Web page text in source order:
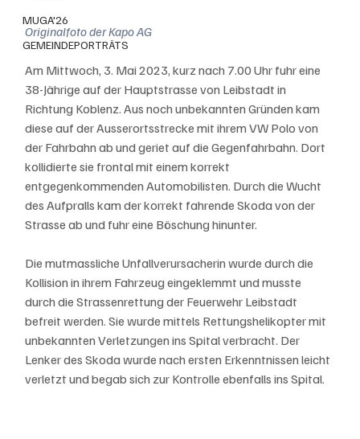
MUGA'26
GEMEINDEPORTRÄTS
Originalfoto der Kapo AG
Am Mittwoch, 3. Mai 2023, kurz nach 7.00 Uhr fuhr eine
38-Jährige auf der Hauptstrasse von Leibstadt in
Richtung Koblenz. Aus noch unbekannten Gründen kam
diese auf der Ausserortsstrecke mit ihrem VW Polo von
der Fahrbahn ab und geriet auf die Gegenfahrbahn. Dort
kollidierte sie frontal mit einem korrekt
entgegenkommenden Automobilisten. Durch die Wucht
des Aufpralls kam der korrekt fahrende Skoda von der
Strasse ab und fuhr eine Böschung hinunter.
Die mutmassliche Unfallverursacherin wurde durch die
Kollision in ihrem Fahrzeug eingeklemmt und musste
durch die Strassenrettung der Feuerwehr Leibstadt
befreit werden. Sie wurde mittels Rettungshelikopter mit
unbekannten Verletzungen ins Spital verbracht. Der
Lenker des Skoda wurde nach ersten Erkenntnissen leicht
verletzt und begab sich zur Kontrolle ebenfalls ins Spital.